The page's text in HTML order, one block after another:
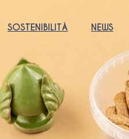
SOSTENIBILITÀ NEWS